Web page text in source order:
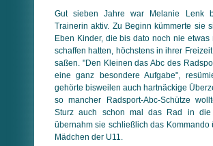
Gut sieben Jahre war Melanie Lenk
Trainerin aktiv. Zu Beginn kümmerte sie
Eben Kinder, die bis dato noch nie etwas
schaffen hatten, höchstens in ihrer
saßen. "Den Kleinen das Abc des
eine ganz besondere Aufgabe",
gehörte bisweilen auch hartnäckige
so mancher Radsport-Abc-Schütze
Sturz auch schon mal das Rad in die
übernahm sie schließlich das Kommando
Mädchen der U11.